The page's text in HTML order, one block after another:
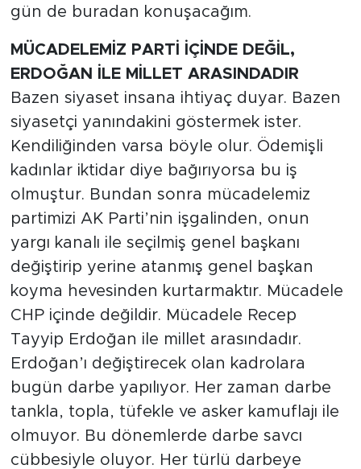
gün de buradan konuşacağım.
MÜCADELEMİZ PARTİ İÇİNDE DEĞİL,
ERDOĞAN İLE MİLLET ARASINDADIR
Bazen siyaset insana ihtiyaç duyar. Bazen
siyasetçi yanındakini göstermek ister.
Kendiliğinden varsa böyle olur. Ödemişli
kadınlar iktidar diye bağırıyorsa bu iş
olmuştur. Bundan sonra mücadelemiz
partimizi AK Parti’nin işgalinden, onun
yargı kanalı ile seçilmiş genel başkanı
değiştirip yerine atanmış genel başkan
koyma hevesinden kurtarmaktır. Mücadele
CHP içinde değildir. Mücadele Recep
Tayyip Erdoğan ile millet arasındadır.
Erdoğan’ı değiştirecek olan kadrolara
bugün darbe yapılıyor. Her zaman darbe
tankla, topla, tüfekle ve asker kamuflajı ile
olmuyor. Bu dönemlerde darbe savcı
cübbesiyle oluyor. Her türlü darbeye